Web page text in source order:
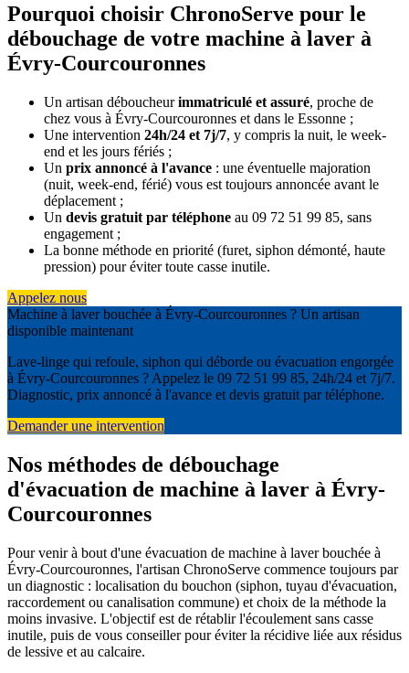
Pourquoi choisir ChronoServe pour le
débouchage de votre machine à laver à
Évry-Courcouronnes
Un artisan déboucheurimmatriculé et assuré, proche de
chez vous à Évry-Courcouronnes et dans le Essonne ;
Une intervention 24h/24 et 7j/7, y compris la nuit, le week-
end et les jours fériés ;
Un prix annoncé à l'avance : une éventuelle majoration
(nuit, week-end, férié) vous est toujours annoncée avant le
déplacement ;
Un devis gratuit par téléphone au 09 72 51 99 85, sans
engagement ;
La bonne méthode en priorité (furet, siphon démonté, haute
pression) pour éviter toute casse inutile.
Appelez nous
Machine à laver bouchée à Évry-Courcouronnes ? Un artisan
disponible maintenant
Lave-linge qui refoule, siphon qui déborde ou évacuation engorgée
à Évry-Courcouronnes ? Appelez le 09 72 51 99 85, 24h/24 et 7j/7.
Diagnostic, prix annoncé à l'avance et devis gratuit par téléphone.
Demander une intervention
Nos méthodes de débouchage
d'évacuation de machine à laver à Évry-
Courcouronnes
Pour venir à bout d'une évacuation de machine à laver bouchée à
Évry-Courcouronnes, l'artisan ChronoServe commence toujours par
un diagnostic : localisation du bouchon (siphon, tuyau d'évacuation,
raccordement ou canalisation commune) et choix de la méthode la
moins invasive. L'objectif est de rétablir l'écoulement sans casse
inutile, puis de vous conseiller pour éviter la récidive liée aux résidus
de lessive et au calcaire.